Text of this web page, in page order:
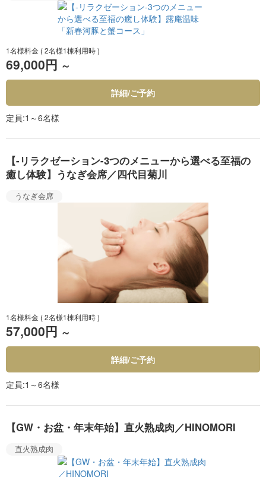
1名様料金 ( 2名様1棟利用時 )
69,000円 ～
詳細/ご予約
定員 1～6名様
【-リラクゼーション-3つのメニューから選べる至福の
癒し体験】うなぎ会席／四代目菊川
うなぎ会席
1名様料金 ( 2名様1棟利用時 )
57,000円 ～
詳細/ご予約
定員 1～6名様
【GW・お盆・年末年始】直火熟成肉／HINOMORI
直火熟成肉